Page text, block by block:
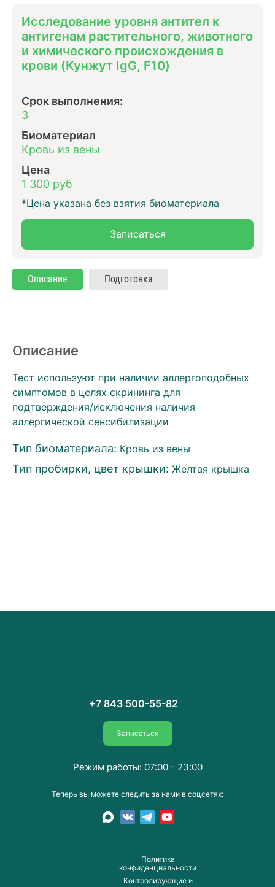
Исследование уровня антител к
антигенам растительного, животного
и химического происхождения в
крови (Кунжут IgG, F10)
Срок выполнения:
3
Биоматериал
Кровь из вены
Цена
1 300 руб
*Цена указана без взятия биоматериала
Записаться
Описание Подготовка
Описание
Тест используют при наличии аллергоподобных
симптомов в целях скрининга для
подтверждения/исключения наличия
аллергической сенсибилизации
Тип биоматериала: Кровь из вены
Тип пробирки, цвет крышки: Желтая крышка
Пoлитика
конфиденциальности
Контролирующие и
+7 843 500-55-82
Записаться
Теперь вы можете следить за нами в соцсетях:
Режим работы: 07:00 - 23:00